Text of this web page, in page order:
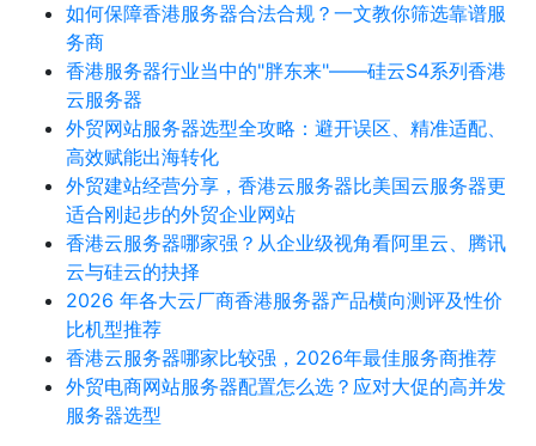
如何保障香港服务器合法合规？一文教你筛选靠谱服
务商
香港服务器行业当中的"胖东来"——硅云S4系列香港
云服务器
外贸网站服务器选型全攻略：避开误区、精准适配、
高效赋能出海转化
外贸建站经营分享，香港云服务器比美国云服务器更
适合刚起步的外贸企业网站
香港云服务器哪家强？从企业级视角看阿里云、腾讯
云与硅云的抉择
2026 年各大云厂商香港服务器产品横向测评及性价
比机型推荐
香港云服务器哪家比较强，2026年最佳服务商推荐
外贸电商网站服务器配置怎么选？应对大促的高并发
服务器选型